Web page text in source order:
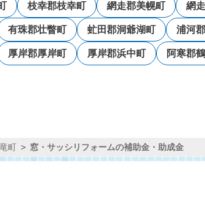
枝幸郡枝幸町 網走郡美幌町 網
有珠郡壮瞥町 虻田郡洞爺湖町 浦河
厚岸郡厚岸町 厚岸郡浜中町 阿寒郡
町 窓・サッシリフォームの補助金・助成金